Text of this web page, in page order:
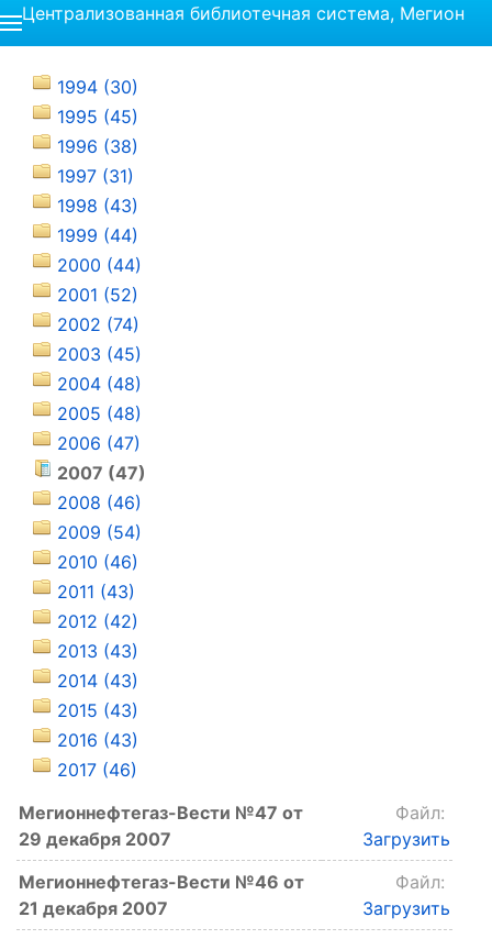
Централизованная библиотечная система, Мегион
1994 (30)
1995 (45)
1996 (38)
1997 (31)
1998 (43)
1999 (44)
2000 (44)
2001 (52)
2002 (74)
2003 (45)
2004 (48)
2005 (48)
2006 (47)
2007 (47)
2008 (46)
2009 (54)
2010 (46)
2011 (43)
2012 (42)
2013 (43)
2014 (43)
2015 (43)
2016 (43)
2017 (46)
Мегионнефтегаз-Вести №47 от
29 декабря 2007
Файл:
Загрузить
Мегионнефтегаз-Вести №46 от
21 декабря 2007
Файл:
Загрузить